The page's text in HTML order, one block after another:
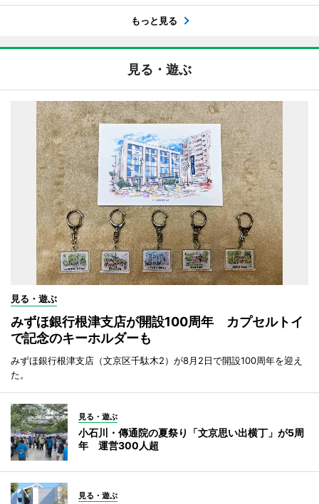
もっと見る
見る・遊ぶ
見る・遊ぶ
みずほ銀行根津支店が開設100周年 カプセルトイ
で記念のキーホルダーも
みずほ銀行根津支店（文京区千駄木2）が8月2日で開設100周年を迎え
た。
見る・遊ぶ
小石川・傳通院の夏祭り「文京思い出横丁」が5周
年 運営300人超
見る・遊ぶ